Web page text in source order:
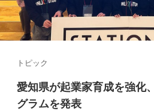
トピック
愛知県が起業家育成を強化
グラムを発表